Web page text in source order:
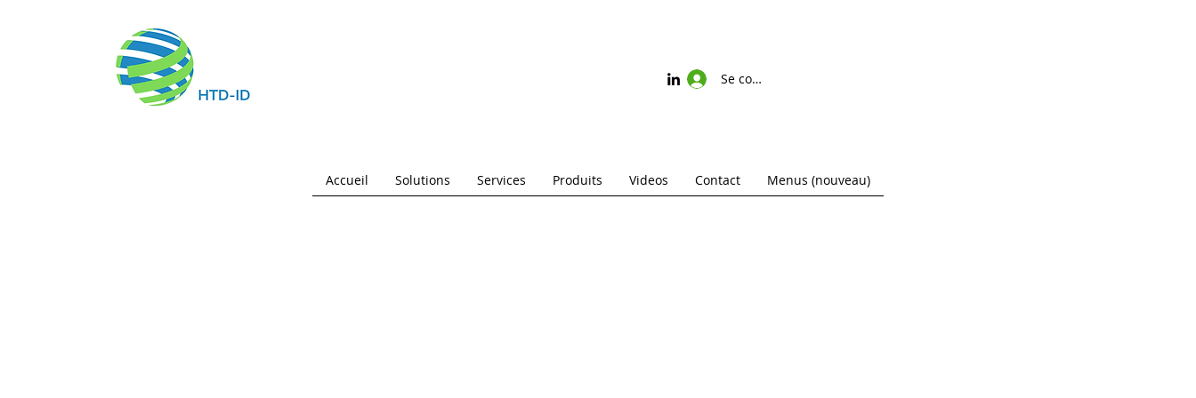
Se connecter
Accueil Solutions Services Produits Videos Contact Menus (nouveau)